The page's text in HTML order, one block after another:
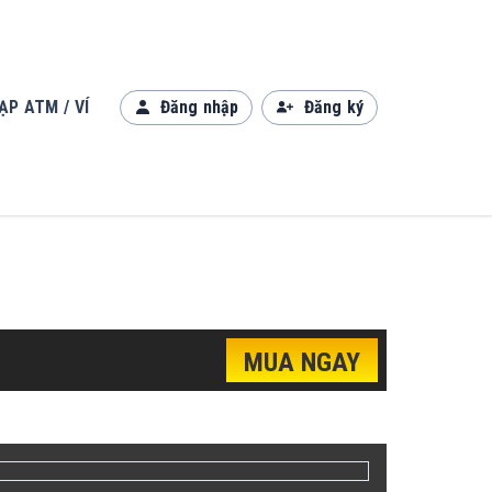
ATM / VÍ Đăng nhập Đăng ký
MUA NGAY